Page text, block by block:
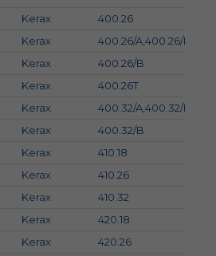
Kerax
400.26
Kerax
400.26/A,400.26/
Kerax
400.26/B
Kerax
400.26T
Kerax
400.32/A,400.32/
Kerax
400.32/B
Kerax
410.18
Kerax
410.26
Kerax
410.32
Kerax
420.18
Kerax
420.26